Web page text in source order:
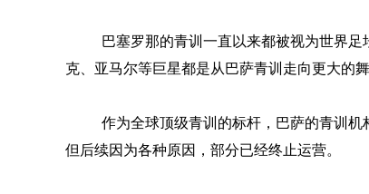
公示
巴塞罗那的青训一直以来都被视为世界
克、亚马尔等巨星都是从巴萨青训走向更大的舞
作为全球顶级青训的标杆，巴萨的青训
但后续因为各种原因，部分已经终止运营。